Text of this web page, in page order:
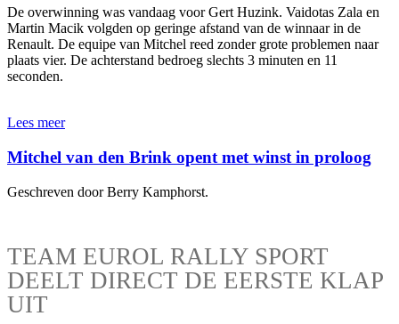
De overwinning was vandaag voor Gert Huzink. Vaidotas Zala en
Martin Macik volgden op geringe afstand van de winnaar in de
Renault. De equipe van Mitchel reed zonder grote problemen naar
plaats vier. De achterstand bedroeg slechts 3 minuten en 11
seconden.
Lees meer
Mitchel van den Brink opent met winst in proloog
Geschreven door Berry Kamphorst.
TEAM EUROL RALLY SPORT
DEELT DIRECT DE EERSTE KLAP
UIT